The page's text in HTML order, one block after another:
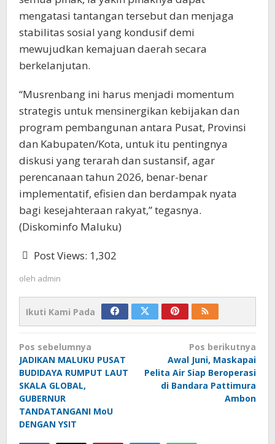
mengatasi tantangan tersebut dan menjaga
stabilitas sosial yang kondusif demi
mewujudkan kemajuan daerah secara
berkelanjutan.
“Musrenbang ini harus menjadi momentum
strategis untuk mensinergikan kebijakan dan
program pembangunan antara Pusat, Provinsi
dan Kabupaten/Kota, untuk itu pentingnya
diskusi yang terarah dan sustansif, agar
perencanaan tahun 2026, benar-benar
implementatif, efisien dan berdampak nyata
bagi kesejahteraan rakyat,” tegasnya.
(Diskominfo Maluku)
Post Views: 1,302
oleh admin
Ikuti Kami Pada
Navigasi
pos
Pos sebelumnya
JADIKAN MALUKU PUSAT
BUDIDAYA RUMPUT LAUT
SKALA GLOBAL,
GUBERNUR
TANDATANGANI MoU
DENGAN YSIT
Pos berikutnya
Awal Juni, Maskapai
Pelita Air Siap Beroperasi
di Bandara Pattimura
Ambon